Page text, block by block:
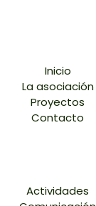
Inicio
La asociación
Proyectos
Contacto
Actividades